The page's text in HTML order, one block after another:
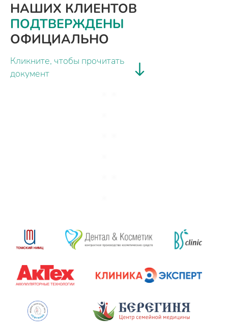
НАШИХ КЛИЕНТОВ
ПОДТВЕРЖДЕНЫ
ОФИЦИАЛЬНО
Кликните, чтобы прочитать
документ